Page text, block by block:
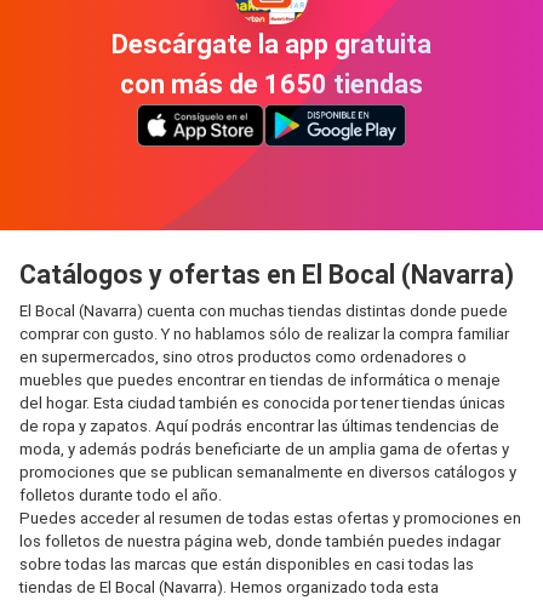
Descárgate la app gratuita
con más de 1650 tiendas
Catálogos y ofertas en El Bocal (Navarra)
El Bocal (Navarra) cuenta con muchas tiendas distintas donde puede
comprar con gusto. Y no hablamos sólo de realizar la compra familiar
en supermercados, sino otros productos como ordenadores o
muebles que puedes encontrar en tiendas de informática o menaje
del hogar. Esta ciudad también es conocida por tener tiendas únicas
de ropa y zapatos. Aquí podrás encontrar las últimas tendencias de
moda, y además podrás beneficiarte de un amplia gama de ofertas y
promociones que se publican semanalmente en diversos catálogos y
folletos durante todo el año.
Puedes acceder al resumen de todas estas ofertas y promociones en
los folletos de nuestra página web, donde también puedes indagar
sobre todas las marcas que están disponibles en casi todas las
tiendas de El Bocal (Navarra). Hemos organizado toda esta